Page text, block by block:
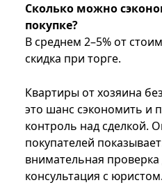
Сколько можно
покупке?
В среднем 2–5% от
скидка при торге.
Квартиры от хозяина
это шанс сэкономить и
контроль над сделкой.
покупателей
внимательная
консультация с юристом.